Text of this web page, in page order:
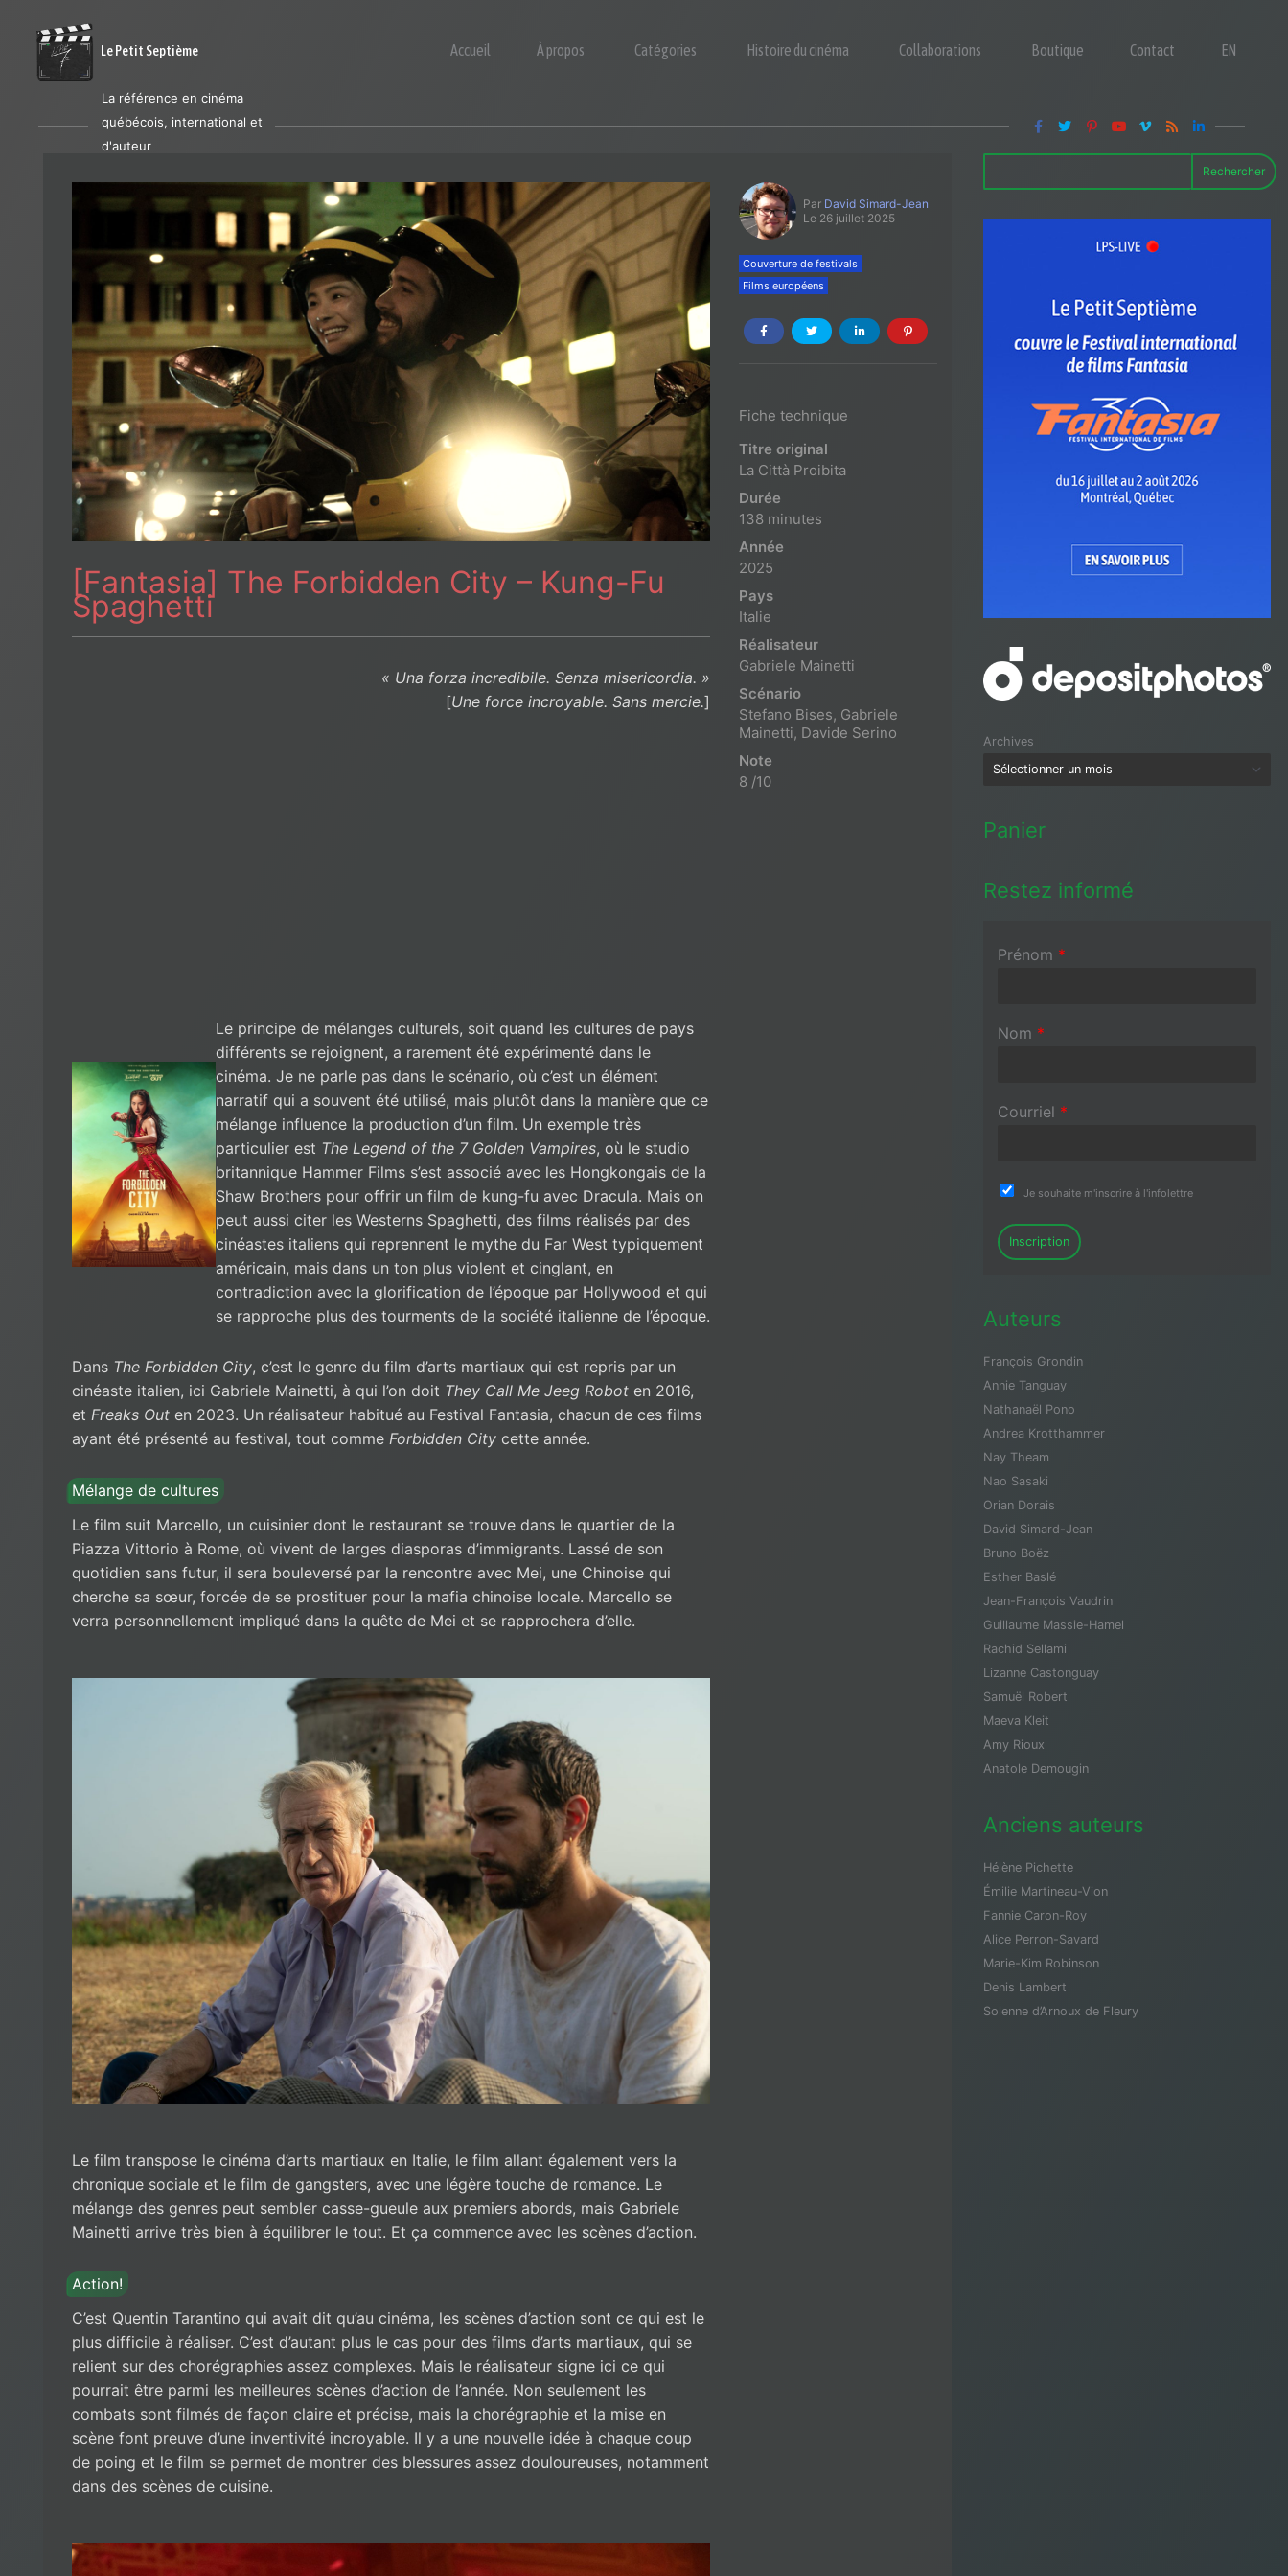
Le Petit Septième Accueil À propos Catégories Histoire du cinéma Collaborations Boutique Contact EN
La référence en cinéma
québécois, international et
d'auteur
[Fantasia] The Forbidden City – Kung-Fu
Spaghetti
« Una forza incredibile. Senza misericordia. »
[Une force incroyable. Sans mercie.]
Le principe de mélanges culturels, soit quand les cultures de pays
différents se rejoignent, a rarement été expérimenté dans le
cinéma. Je ne parle pas dans le scénario, où c’est un élément
narratif qui a souvent été utilisé, mais plutôt dans la manière que ce
mélange influence la production d’un film. Un exemple très
particulier est The Legend of the 7 Golden Vampires, où le studio
britannique Hammer Films s’est associé avec les Hongkongais de la
Shaw Brothers pour offrir un film de kung-fu avec Dracula. Mais on
peut aussi citer les Westerns Spaghetti, des films réalisés par des
cinéastes italiens qui reprennent le mythe du Far West typiquement
américain, mais dans un ton plus violent et cinglant, en
contradiction avec la glorification de l’époque par Hollywood et qui
se rapproche plus des tourments de la société italienne de l’époque.
Dans The Forbidden City, c’est le genre du film d’arts martiaux qui est repris par un
cinéaste italien, ici Gabriele Mainetti, à qui l’on doit They Call Me Jeeg Robot en 2016,
et Freaks Out en 2023. Un réalisateur habitué au Festival Fantasia, chacun de ces films
ayant été présenté au festival, tout comme Forbidden City cette année.
Mélange de cultures
Le film suit Marcello, un cuisinier dont le restaurant se trouve dans le quartier de la
Piazza Vittorio à Rome, où vivent de larges diasporas d’immigrants. Lassé de son
quotidien sans futur, il sera bouleversé par la rencontre avec Mei, une Chinoise qui
cherche sa sœur, forcée de se prostituer pour la mafia chinoise locale. Marcello se
verra personnellement impliqué dans la quête de Mei et se rapprochera d’elle.
Le film transpose le cinéma d’arts martiaux en Italie, le film allant également vers la
chronique sociale et le film de gangsters, avec une légère touche de romance. Le
mélange des genres peut sembler casse-gueule aux premiers abords, mais Gabriele
Mainetti arrive très bien à équilibrer le tout. Et ça commence avec les scènes d’action.
Action!
C’est Quentin Tarantino qui avait dit qu’au cinéma, les scènes d’action sont ce qui est le
plus difficile à réaliser. C’est d’autant plus le cas pour des films d’arts martiaux, qui se
relient sur des chorégraphies assez complexes. Mais le réalisateur signe ici ce qui
pourrait être parmi les meilleures scènes d’action de l’année. Non seulement les
combats sont filmés de façon claire et précise, mais la chorégraphie et la mise en
scène font preuve d’une inventivité incroyable. Il y a une nouvelle idée à chaque coup
de poing et le film se permet de montrer des blessures assez douloureuses, notamment
dans des scènes de cuisine.
Par David Simard-Jean
Le 26 juillet 2025
Couverture de festivals
Films européens
Fiche technique
Titre original
La Città Proibita
Durée
138 minutes
Année
2025
Pays
Italie
Réalisateur
Gabriele Mainetti
Scénario
Stefano Bises, Gabriele
Mainetti, Davide Serino
Note
8 /10
Rechercher
Archives
Panier
Restez informé
Prénom *
Nom *
Courriel *
Je souhaite m'inscrire à l'infolettre
Inscription
Auteurs
François Grondin
Annie Tanguay
Nathanaël Pono
Andrea Krotthammer
Nay Theam
Nao Sasaki
Orian Dorais
David Simard-Jean
Bruno Boëz
Esther Baslé
Jean-François Vaudrin
Guillaume Massie-Hamel
Rachid Sellami
Lizanne Castonguay
Samuël Robert
Maeva Kleit
Amy Rioux
Anatole Demougin
Anciens auteurs
Hélène Pichette
Émilie Martineau-Vion
Fannie Caron-Roy
Alice Perron-Savard
Marie-Kim Robinson
Denis Lambert
Solenne d’Arnoux de Fleury